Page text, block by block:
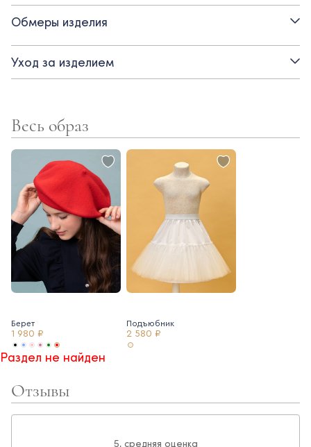
Детали:
- короткий объемный рукав
- съемный бант
- пояс для регулировки талии
Обмеры изделия
Уход за изделием
Весь образ
Берет
1 980 ₽
Подъюбник
2 580 ₽
Раздел не найден
Отзывы
5, средняя оценка